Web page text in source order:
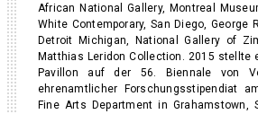
African National Gallery, Montreal
White Contemporary, San Diego, George
Detroit Michigan, National Gallery of
Matthias Leridon Collection. 2015 stellte
Pavillon auf der 56. Biennale von
ehrenamtlicher Forschungsstipendiat
Fine Arts Department in Grahamstown,